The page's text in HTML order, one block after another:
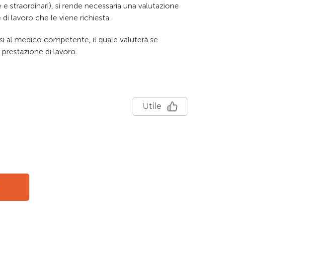
straordinari), si rende necessaria una valutazione
lavoro che le viene richiesta.
al medico competente, il quale valuterà se
di lavoro.
Utile